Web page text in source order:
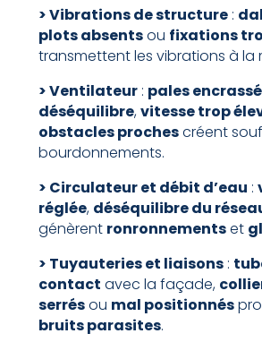
> Vibrations de structure:
plots absentsou fixations
transmettent les vibrations à la
> Ventilateur: pales
déséquilibre,vitesse trop
obstacles prochescréent
bourdonnements.
> Circulateur et débit d’eau :
réglée, déséquilibre du
génèrent ronronnementset
> Tuyauteries et liaisons:
contact avec la façade,
serrésou mal positionnés
bruits parasites.